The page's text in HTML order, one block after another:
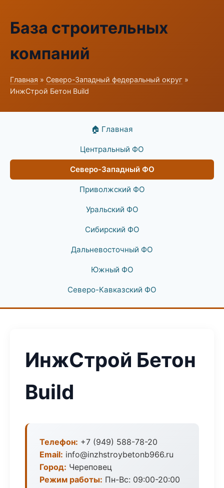
База строительных
компаний
Главная » Северо-Западный федеральный округ »
ИнжСтрой Бетон Build
🏠 Главная
Центральный ФО
Северо-Западный ФО
Приволжский ФО
Уральский ФО
Сибирский ФО
Дальневосточный ФО
Южный ФО
Северо-Кавказский ФО
ИнжСтрой Бетон
Build
Телефон: +7 (949) 588-78-20
Email: info@inzhstroybetonb966.ru
Город: Череповец
Режим работы: Пн-Вс: 09:00-20:00